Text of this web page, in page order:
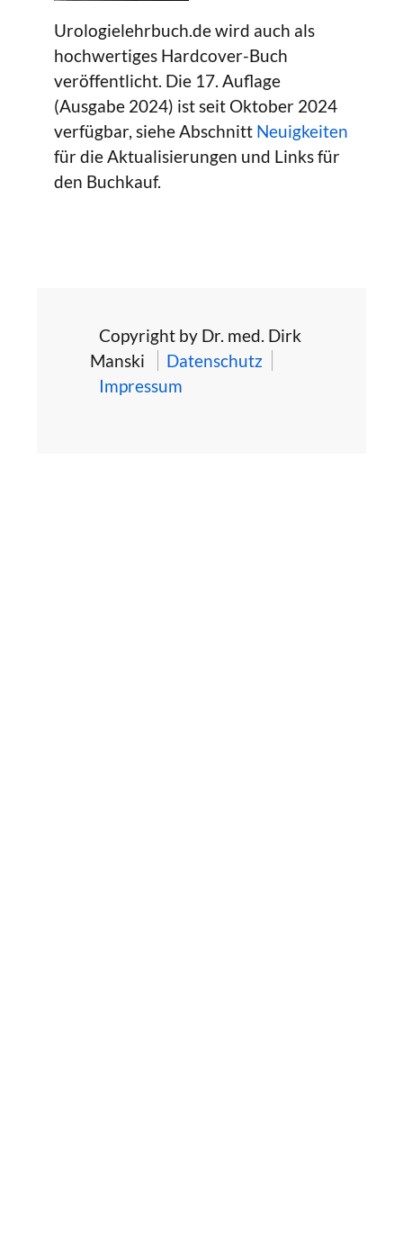
Urologielehrbuch.de wird auch als
hochwertiges Hardcover-Buch
veröffentlicht. Die 17. Auflage
(Ausgabe 2024) ist seit Oktober 2024
verfügbar, siehe Abschnitt Neuigkeiten
für die Aktualisierungen und Links für
den Buchkauf.
Copyright by Dr. med. Dirk
Manski
Datenschutz
Impressum